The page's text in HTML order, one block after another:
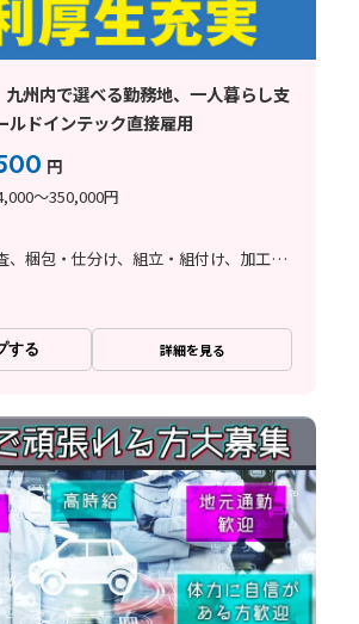
九州内で選べる勤務地、一人暮らし支
ドインテック直接雇用
円
～350,000円
軽作業、検査、梱包・仕分け、組立・組付け、加工、マシンオペレーター、クリーンルーム、清掃・洗浄、品質管理、メンテナンス・保全、フォークリフト、座り作業、玉掛け・クレーン、ライン作業、ハンダ付け、鋳造・鍛造、立ち作業、溶接、塗装、バリ取り
する 詳細を見る